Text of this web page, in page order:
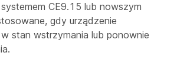
CE9.15 lub nowszym
gdy urządzenie
stan wstrzymania lub ponownie